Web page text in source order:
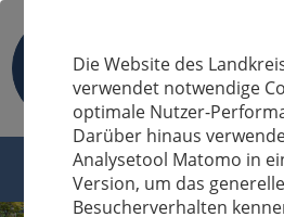
Die Website des
verwendet notwendige
optimale Nutzer-
Darüber hinaus
Analysetool Matomo in
Version, um das generelle
Besucherverhalten